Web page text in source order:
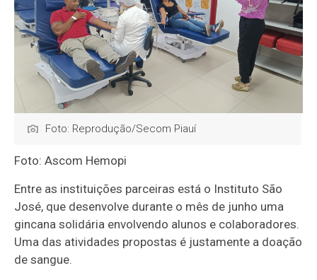
Foto: Reprodução/Secom Piauí
Foto: Ascom Hemopi
Entre as instituições parceiras está o Instituto São
José, que desenvolve durante o mês de junho uma
gincana solidária envolvendo alunos e colaboradores.
Uma das atividades propostas é justamente a doação
de sangue.